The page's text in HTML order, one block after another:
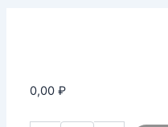
0,00₽